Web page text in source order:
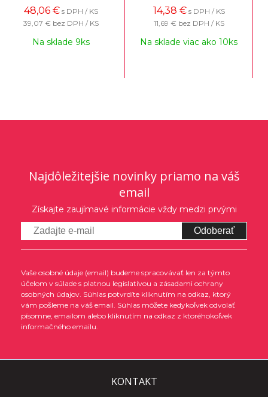
48,06 € s DPH / KS
39,07 € bez DPH / KS
Na sklade 9ks
14,38 € s DPH / KS
11,69 € bez DPH / KS
Na sklade viac ako 10ks
Najdôležitejšie novinky priamo na váš
email
Získajte zaujímavé informácie vždy medzi prvými
Odoberať
Vaše osobné údaje (email) budeme spracovávať len za týmto
účelom v súlade s platnou legislatívou a zásadami ochrany
osobných údajov. Súhlas potvrdíte kliknutím na odkaz, ktorý
vám pošleme na váš email. Súhlas môžete kedykoľvek odvolať
písomne, emailom alebo kliknutím na odkaz z ktoréhokoľvek
informačného emailu.
KONTAKT